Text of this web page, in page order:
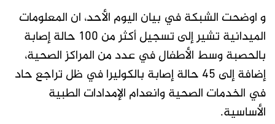
و اوضحت الشبكة في بيان اليوم الأحد، ان المعلومات
الميدانية تشير إلى تسجيل أكثر من 100 حالة إصابة
بالحصبة وسط الأطفال في عدد من المراكز الصحية،
إضافة إلى 45 حالة إصابة بالكوليرا في ظل تراجع حاد
في الخدمات الصحية وانعدام الإمدادات الطبية
الأساسية.